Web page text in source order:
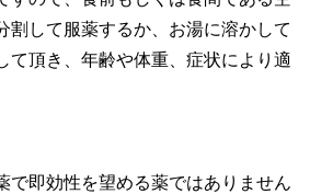
割して服薬するか、お湯に溶かして
て頂き、年齢や体重、症状により適
で即効性を望める薬ではありません